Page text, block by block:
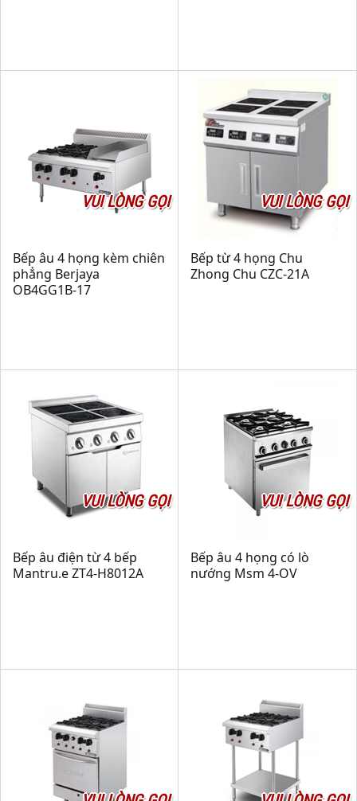
VUI LÒNG GỌI
Bếp âu 4 họng kèm chiên
phẳng Berjaya
OB4GG1B-17
VUI LÒNG GỌI
Bếp từ 4 họng Chu
Zhong Chu CZC-21A
VUI LÒNG GỌI
Bếp âu điện từ 4 bếp
Mantru.e ZT4-H8012A
VUI LÒNG GỌI
Bếp âu 4 họng có lò
nướng Msm 4-OV